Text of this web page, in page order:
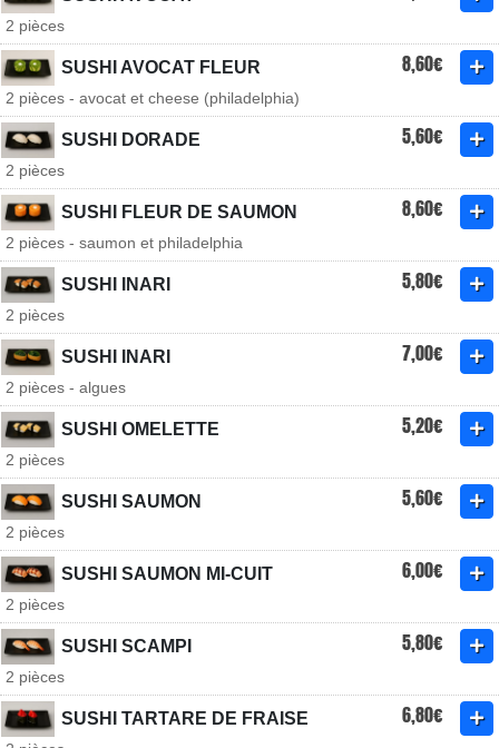
2 pièces
SUSHI AVOCAT FLEUR 8,60€
2 pièces - avocat et cheese (philadelphia)
SUSHI DORADE 5,60€
2 pièces
SUSHI FLEUR DE SAUMON 8,60€
2 pièces - saumon et philadelphia
SUSHI INARI 5,80€
2 pièces
SUSHI INARI 7,00€
2 pièces - algues
SUSHI OMELETTE 5,20€
2 pièces
SUSHI SAUMON 5,60€
2 pièces
SUSHI SAUMON MI-CUIT 6,00€
2 pièces
SUSHI SCAMPI 5,80€
2 pièces
SUSHI TARTARE DE FRAISE 6,80€